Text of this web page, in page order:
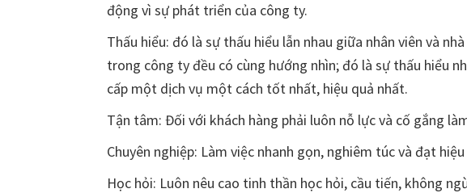
động vì sự phát triển của công ty.
Thấu hiểu: đó là sự thấu hiểu lẫn nhau giữa nhân viên và
trong công ty đều có cùng hướng nhìn; đó là sự thấu hiểu
cấp một dịch vụ một cách tốt nhất, hiệu quả nhất.
Tận tâm: Đối với khách hàng phải luôn nỗ lực và cố gắng
Chuyên nghiệp: Làm việc nhanh gọn, nghiêm túc và đạt
Học hỏi: Luôn nêu cao tinh thần học hỏi, cầu tiến, không